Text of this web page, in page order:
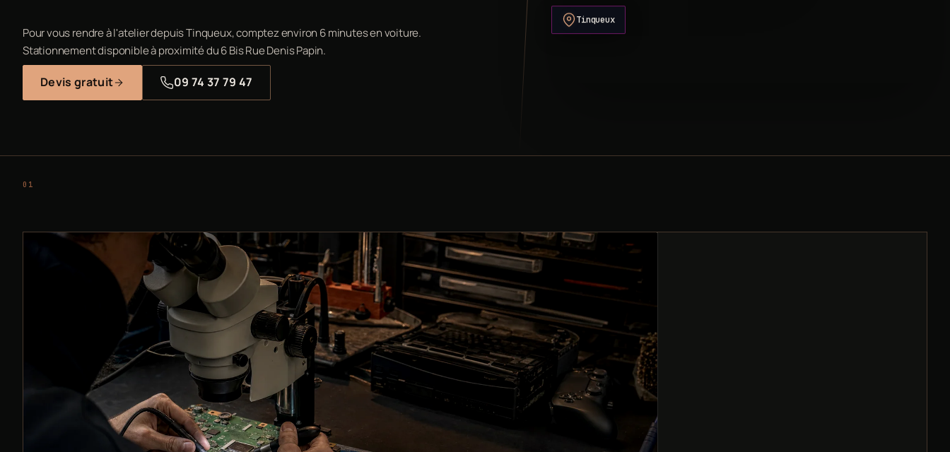
Pour vous rendre à l'atelier depuis Tinqueux, comptez environ 6 minutes en voiture.
Stationnement disponible à proximité du 6 Bis Rue Denis Papin.
Devis gratuit 09 74 37 79 47
Tinqueux